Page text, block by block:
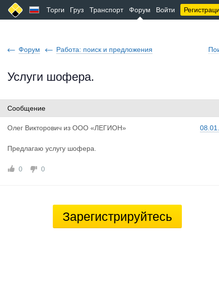
Торги Груз Транспорт Форум Войти
Форум Работа: поиск и предложения
Услуги шофера.
Сообщение
Олег Викторович из ООО «ЛЕГИОН»
Предлагаю услугу шофера.
0 0
Зарегистрируйтесь